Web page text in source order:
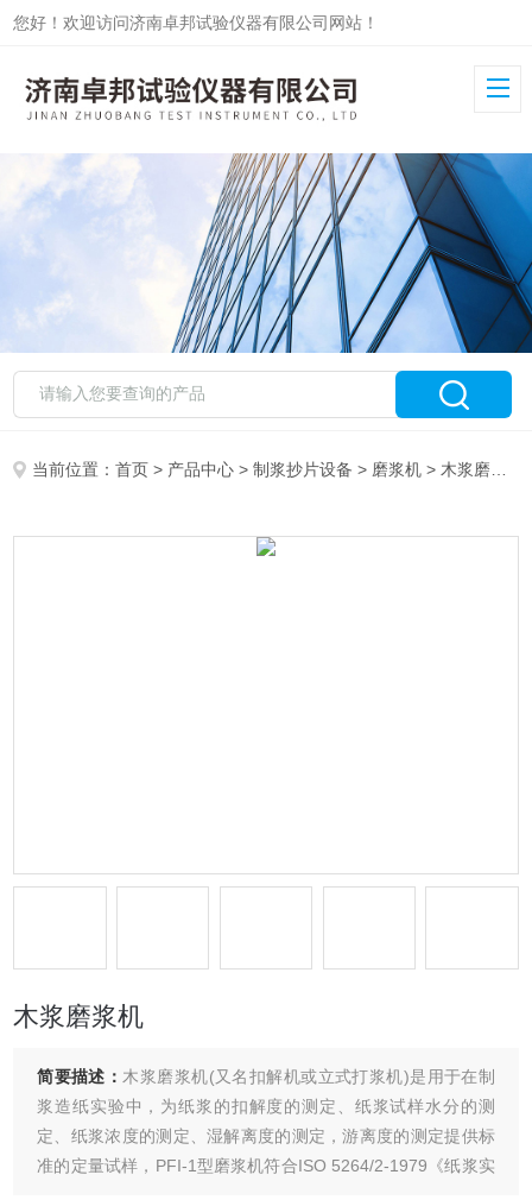
您好！欢迎访问济南卓邦试验仪器有限公司网站！
当前位置：首页 > 产品中心 >制浆抄片设备 > 磨浆机 > 木浆磨浆机
木浆磨浆机
简要描述： 木浆磨浆机(又名扣解机或立式打浆机)是用于在制
浆造纸实验中，为纸浆的扣解度的测定、纸浆试样水分的测
定、纸浆浓度的测定、湿解离度的测定，游离度的测定提供标
准的定量试样，PFI-1型磨浆机符合ISO 5264/2-1979《纸浆实